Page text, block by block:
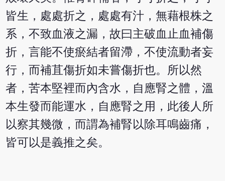
皆生，處處折之，處處有汁，無藉根株之
系，不致血液之漏，故曰主破血止血補傷
折，言能不使瘀結者留滯，不使流動者妄
行，而補苴傷折如未嘗傷折也。所以然
者，苦本堅裡而內含水，自應腎之體，溫
本生發而能運水，自應腎之用，此後人所
以察其幾微，而謂為補腎以除耳鳴齒痛，
皆可以是義推之矣。